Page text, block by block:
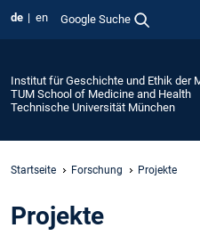
de en Google Suche
Institut für Geschichte und Ethik der
TUM School of Medicine and Health
Technische Universität München
Startseite Forschung Projekte
Projekte